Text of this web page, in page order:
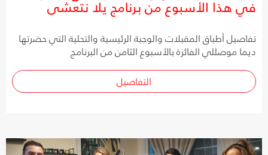
في هذا الأسبوع من برنامج يلا نتعشى
تفاصيل أطباق المقبلات والوجبة الرئيسية والتحلية التي حضرتها
ديما موصللي الفائزة بالأسبوع الثامن من البرنامج
التفاصيل